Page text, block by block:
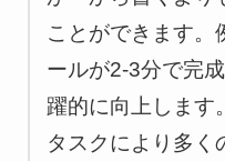
ことができます。
ールが2-3分で完
躍的に向上します
タスクにより多く